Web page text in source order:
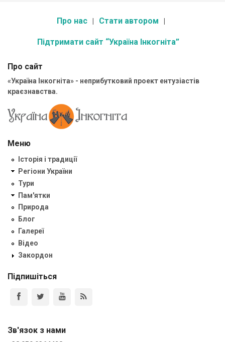
Про нас Стати автором
Підтримати сайт “Україна Інкогніта”
Про сайт
«Україна Інкогніта» - неприбутковий проект ентузіастів
краєзнавства.
Меню
Історія і традиції
Регіони України
Тури
Пам'ятки
Природа
Блог
Галереї
Відео
Закордон
Підпишіться
Зв'язок з нами